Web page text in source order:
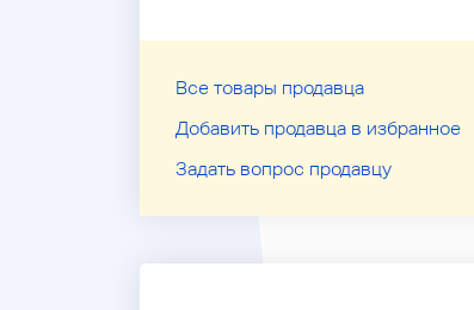
Все товары продавца
Добавить продавца в избранное
Задать вопрос продавцу